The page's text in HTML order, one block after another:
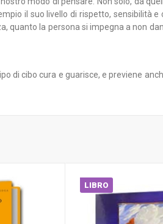
il suo livello di rispetto, sensibilità e
quanto la persona si impegna a non
di cibo cura e guarisce, e previene
LIBRO